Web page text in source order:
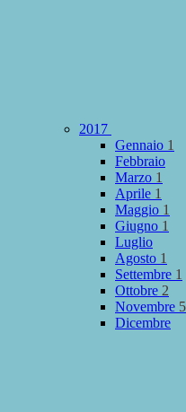
2017
Gennaio 1
Febbraio
Marzo 1
Aprile 1
Maggio 1
Giugno 1
Luglio
Agosto 1
Settembre 1
Ottobre 2
Novembre 5
Dicembre